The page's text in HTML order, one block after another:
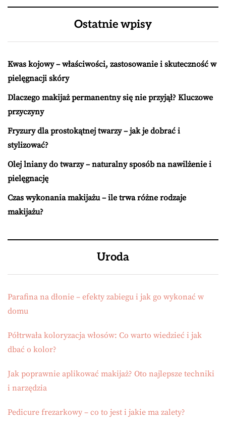
Ostatnie wpisy
Kwas kojowy – właściwości, zastosowanie i skuteczność w
pielęgnacji skóry
Dlaczego makijaż permanentny się nie przyjął? Kluczowe
przyczyny
Fryzury dla prostokątnej twarzy – jak je dobrać i
stylizować?
Olej lniany do twarzy – naturalny sposób na nawilżenie i
pielęgnację
Czas wykonania makijażu – ile trwa różne rodzaje
makijażu?
Uroda
Parafina na dłonie – efekty zabiegu i jak go wykonać w
domu
Półtrwała koloryzacja włosów: Co warto wiedzieć i jak
dbać o kolor?
Jak poprawnie aplikować makijaż? Oto najlepsze techniki
i narzędzia
Pedicure frezarkowy – co to jest i jakie ma zalety?